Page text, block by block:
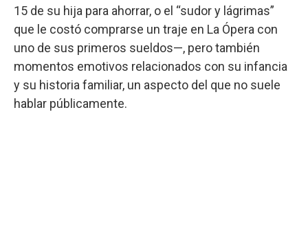
15 de su hija para ahorrar, o el “sudor y lágrimas”
que le costó comprarse un traje en La Ópera con
uno de sus primeros sueldos—, pero también
momentos emotivos relacionados con su infancia
y su historia familiar, un aspecto del que no suele
hablar públicamente.